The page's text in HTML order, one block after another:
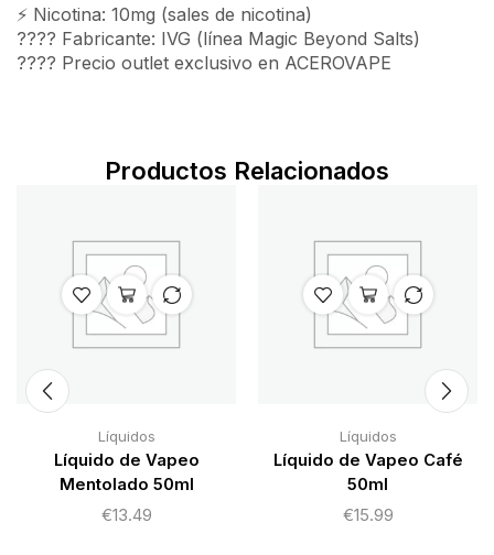
⚡ Nicotina: 10mg (sales de nicotina)
???? Fabricante: IVG (línea Magic Beyond Salts)
????️ Precio outlet exclusivo en ACEROVAPE
Productos Relacionados
Líquidos
Líquido de Vapeo
Mentolado 50ml
€13.49
Líquidos
Líquido de Vapeo Café
50ml
€15.99